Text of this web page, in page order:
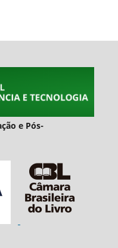
e Pós-